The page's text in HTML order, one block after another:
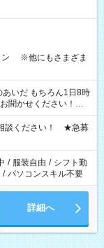
ン ※他にもさまざま
いだ もちろん1日8時
聞かせください！★
くご相談ください。
談ください！ ★急募
/ 服装自由 / シフト勤
/ パソコンスキル不要
詳細へ